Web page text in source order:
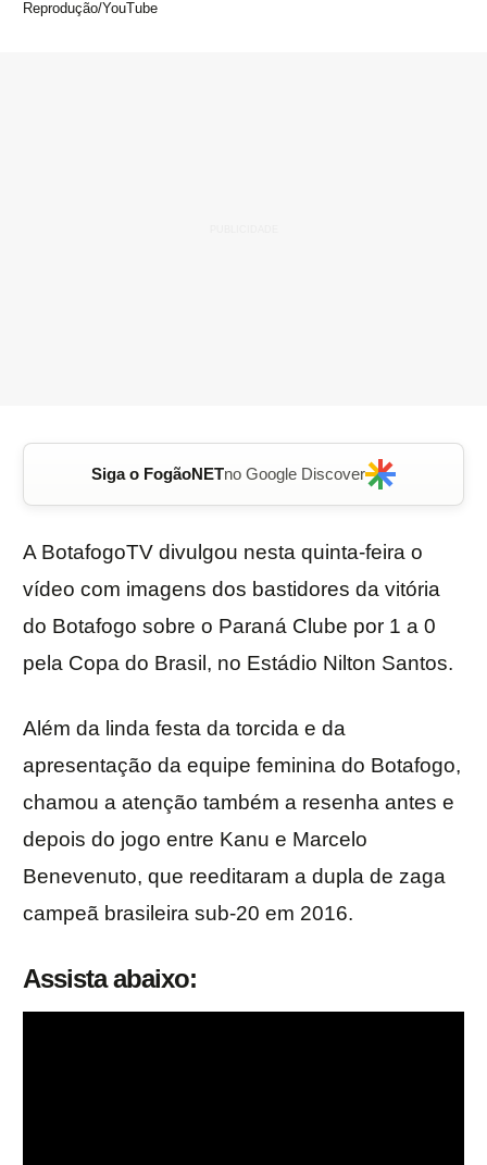
Reprodução/YouTube
Siga o FogãoNETno Google Discover
A BotafogoTV divulgou nesta quinta-feira o
vídeo com imagens dos bastidores da vitória
do Botafogo sobre o Paraná Clube por 1 a 0
pela Copa do Brasil, no Estádio Nilton Santos.
Além da linda festa da torcida e da
apresentação da equipe feminina do Botafogo,
chamou a atenção também a resenha antes e
depois do jogo entre Kanu e Marcelo
Benevenuto, que reeditaram a dupla de zaga
campeã brasileira sub-20 em 2016.
Assista abaixo: